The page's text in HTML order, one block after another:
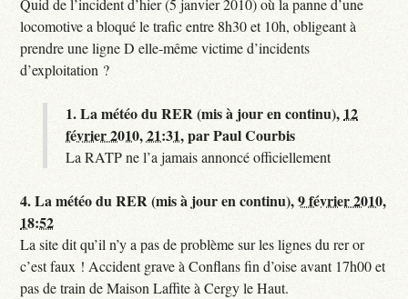
Quid de l’incident d’hier (5 janvier 2010) où la panne d’une
locomotive a bloqué le trafic entre 8h30 et 10h, obligeant à
prendre une ligne D elle-même victime d’incidents
d’exploitation ?
1.La météo du RER (mis à jour en continu), 12
février 2010, 21:31,parPaul Courbis
La RATP ne l’a jamais annoncé officiellement
4.La météo du RER (mis à jour en continu),9 février 2010,
18:52
La site dit qu’il n’y a pas de problème sur les lignes du rer or
c’est faux ! Accident grave à Conflans fin d’oise avant 17h00 et
pas de train de Maison Laffite à Cergy le Haut.